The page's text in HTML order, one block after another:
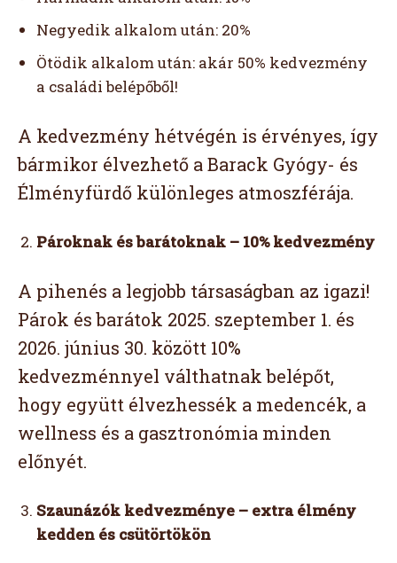
Negyedik alkalom után: 20%
Ötödik alkalom után: akár 50% kedvezmény
a családi belépőből!
A kedvezmény hétvégén is érvényes, így
bármikor élvezhető a Barack Gyógy- és
Élményfürdő különleges atmoszférája.
Pároknak és barátoknak – 10% kedvezmény
A pihenés a legjobb társaságban az igazi!
Párok és barátok 2025. szeptember 1. és
2026. június 30. között 10%
kedvezménnyel válthatnak belépőt,
hogy együtt élvezhessék a medencék, a
wellness és a gasztronómia minden
előnyét.
Szaunázók kedvezménye – extra élmény
kedden és csütörtökön